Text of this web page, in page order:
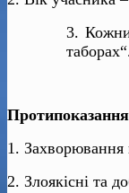
3.
1. Захворювання
2. Злоякісні та